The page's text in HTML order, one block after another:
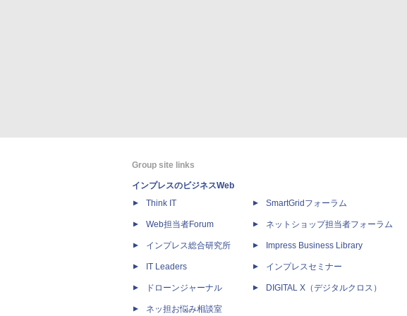
Group site links
インプレスのビジネスWeb
Think IT
Web担当者Forum
インプレス総合研究所
IT Leaders
ドローンジャーナル
ネッ担お悩み相談室
SmartGridフォーラム
ネットショップ担当者フォーラム
Impress Business Library
インプレスセミナー
DIGITAL X（デジタルクロス）